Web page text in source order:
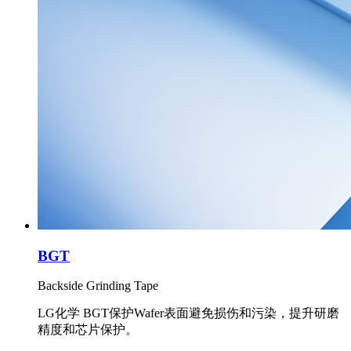
BGT
Backside Grinding Tape
LG化学 BGT保护Wafer表面避免损伤和污染，提升研磨
精度和芯片保护。